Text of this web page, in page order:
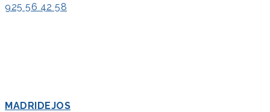
925 56 42 58
MADRIDEJOS